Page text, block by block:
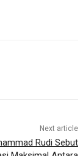
Next article
Rudi Sebut